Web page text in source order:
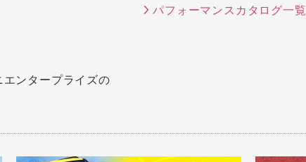
ンタープライズの
パフォーマンスカタログ一覧